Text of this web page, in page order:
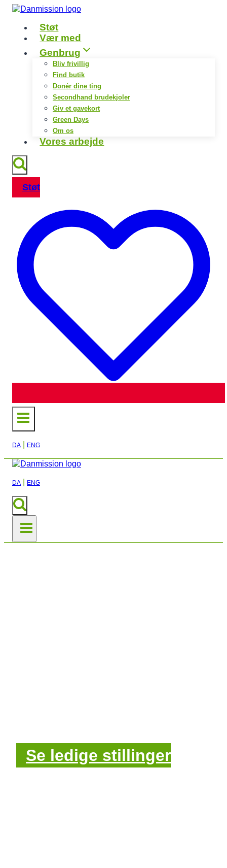
Fortsæt
indhold
Støt
Vær med
Genbrug
Bliv frivillig
Find butik
Donér dine ting
Secondhand brudekjoler
Giv et gavekort
Green Days
Om os
Vores arbejde
Støt
DA ENG
DA ENG
Se ledige stillinger